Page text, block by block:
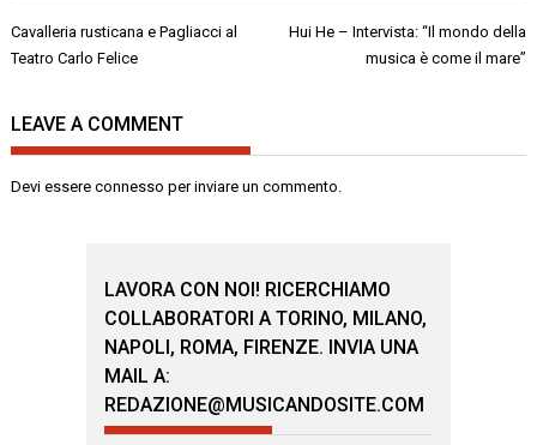
Navigazione
articoli
Cavalleria rusticana e Pagliacci al
Teatro Carlo Felice
Hui He – Intervista: “Il mondo della
musica è come il mare”
LEAVE A COMMENT
Devi essereconnesso per inviare un commento.
LAVORA CON NOI! RICERCHIAMO
COLLABORATORI A TORINO, MILANO,
NAPOLI, ROMA, FIRENZE. INVIA UNA
MAIL A:
REDAZIONE@MUSICANDOSITE.COM